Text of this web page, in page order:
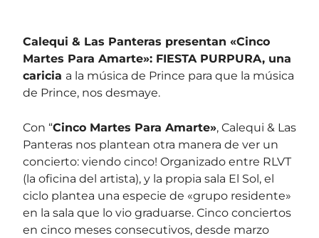
Calequi & Las Panteras presentan «Cinco
Martes Para Amarte»: FIESTA PURPURA, una
caricia a la música de Prince para que la música
de Prince, nos desmaye.
Con “Cinco Martes Para Amarte», Calequi & Las
Panteras nos plantean otra manera de ver un
concierto: viendo cinco! Organizado entre RLVT
(la oficina del artista), y la propia sala El Sol, el
ciclo plantea una especie de «grupo residente»
en la sala que lo vio graduarse. Cinco conciertos
en cinco meses consecutivos, desde marzo